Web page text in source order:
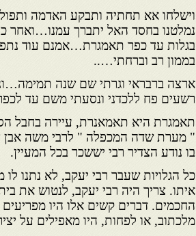
וישלחו אא תחתיה ותבקע האדמה
נמלטנו בחסד האל יתברך עמנו…ואחר
בגלות עד כפר תאמגרת…אמנם עוד
בממון רב וברחתי…..
ארצה ברבראי וגרתי שם שנה
רשעים פח ללכדני ונסעתי משם עד
תאמגרת היא תאמאנרת, עיירה בחבל
" מערת שדה המכפלה " לרבי משה אבן
בו נודע הצדיר רבי יששכר בכל המעיין.
כל הגלויות שעבר רבי יעקב, לא נתנו
איתו. צריך היה רבי יעקב, לנטוש את
החכמים. דברים קשים אלו היו
מלכתוב, או לפחות, היו מאפילים על